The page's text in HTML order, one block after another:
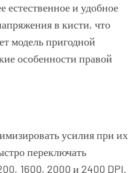
естественное и удобное
в кисти, что
модель пригодной
особенности правой
усилия при их
переключать
1600, 2000 и 2400 DPI.